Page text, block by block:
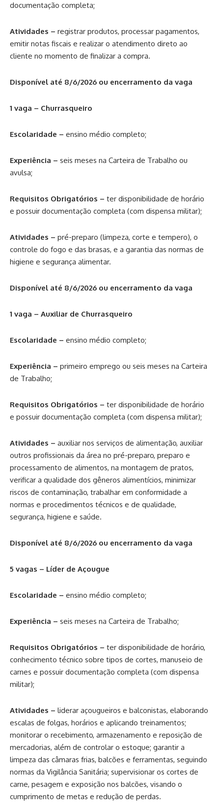
documentação completa;
Atividades – registrar produtos, processar pagamentos,
emitir notas fiscais e realizar o atendimento direto ao
cliente no momento de finalizar a compra.
Disponível até 8/6/2026 ou encerramento da vaga
1 vaga – Churrasqueiro
Escolaridade – ensino médio completo;
Experiência – seis meses na Carteira de Trabalho ou
avulsa;
Requisitos Obrigatórios – ter disponibilidade de horário
e possuir documentação completa (com dispensa militar);
Atividades – pré-preparo (limpeza, corte e tempero), o
controle do fogo e das brasas, e a garantia das normas de
higiene e segurança alimentar.
Disponível até 8/6/2026 ou encerramento da vaga
1 vaga – Auxiliar de Churrasqueiro
Escolaridade – ensino médio completo;
Experiência – primeiro emprego ou seis meses na Carteira
de Trabalho;
Requisitos Obrigatórios – ter disponibilidade de horário
e possuir documentação completa (com dispensa militar);
Atividades – auxiliar nos serviços de alimentação, auxiliar
outros profissionais da área no pré-preparo, preparo e
processamento de alimentos, na montagem de pratos,
verificar a qualidade dos gêneros alimentícios, minimizar
riscos de contaminação, trabalhar em conformidade a
normas e procedimentos técnicos e de qualidade,
segurança, higiene e saúde.
Disponível até 8/6/2026 ou encerramento da vaga
5 vagas – Líder de Açougue
Escolaridade – ensino médio completo;
Experiência – seis meses na Carteira de Trabalho;
Requisitos Obrigatórios – ter disponibilidade de horário,
conhecimento técnico sobre tipos de cortes, manuseio de
carnes e possuir documentação completa (com dispensa
militar);
Atividades – liderar açougueiros e balconistas, elaborando
escalas de folgas, horários e aplicando treinamentos;
monitorar o recebimento, armazenamento e reposição de
mercadorias, além de controlar o estoque; garantir a
limpeza das câmaras frias, balcões e ferramentas, seguindo
normas da Vigilância Sanitária; supervisionar os cortes de
carne, pesagem e exposição nos balcões, visando o
cumprimento de metas e redução de perdas.